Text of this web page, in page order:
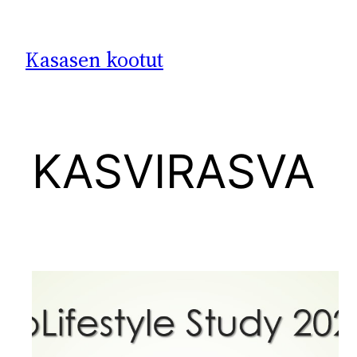
Kasasen kootut
KASVIRASVA